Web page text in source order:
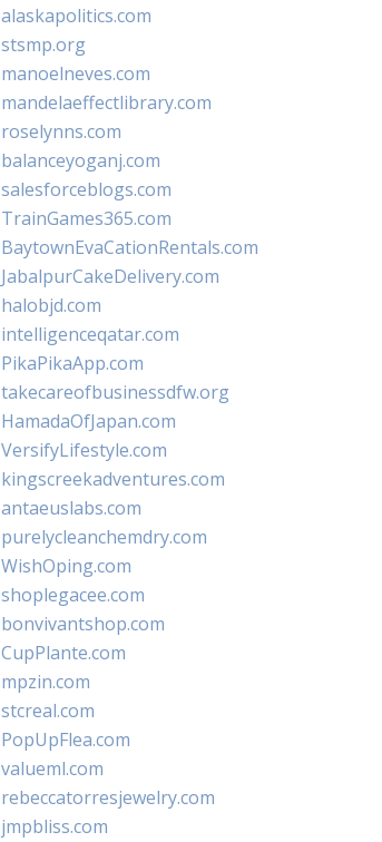
alaskapolitics.com
stsmp.org
manoelneves.com
mandelaeffectlibrary.com
roselynns.com
balanceyoganj.com
salesforceblogs.com
TrainGames365.com
BaytownEvaCationRentals.com
JabalpurCakeDelivery.com
halobjd.com
intelligenceqatar.com
PikaPikaApp.com
takecareofbusinessdfw.org
HamadaOfJapan.com
VersifyLifestyle.com
kingscreekadventures.com
antaeuslabs.com
purelycleanchemdry.com
WishOping.com
shoplegacee.com
bonvivantshop.com
CupPlante.com
mpzin.com
stcreal.com
PopUpFlea.com
valueml.com
rebeccatorresjewelry.com
jmpbliss.com